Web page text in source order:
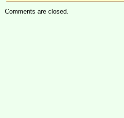
Comments are closed.